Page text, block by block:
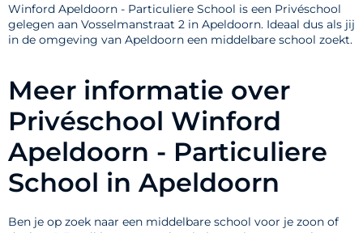
Winford Apeldoorn - Particuliere School is een Privéschool
gelegen aan Vosselmanstraat 2 in Apeldoorn. Ideaal dus als jij
in de omgeving van Apeldoorn een middelbare school zoekt.
Meer informatie over
Privéschool Winford
Apeldoorn - Particuliere
School in Apeldoorn
Ben je op zoek naar een middelbare school voor je zoon of